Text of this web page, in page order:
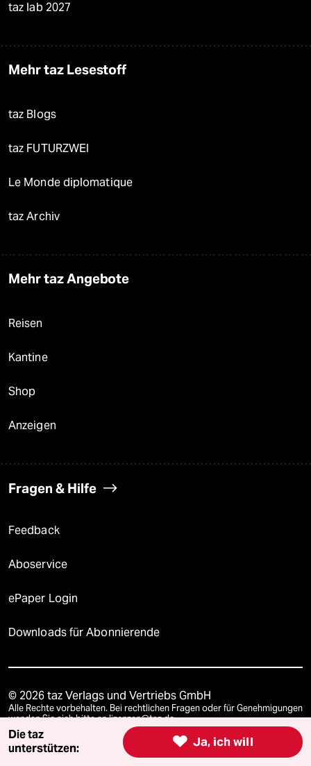
taz lab 2027
Mehr taz Lesestoff
taz Blogs
taz FUTURZWEI
Le Monde diplomatique
taz Archiv
Mehr taz Angebote
Reisen
Kantine
Shop
Anzeigen
Fragen & Hilfe
Feedback
Aboservice
ePaper Login
Downloads für Abonnierende
© 2026 taz Verlags und Vertriebs GmbH
Alle Rechte vorbehalten. Bei rechtlichen Fragen oder für Genehmigungen
wenden Sie sich bitte anlizenzen@taz.de
Redaktionsstatut Kommune-Richtlinien KI-
 Ja, ich will
Die taz
unterstützen: